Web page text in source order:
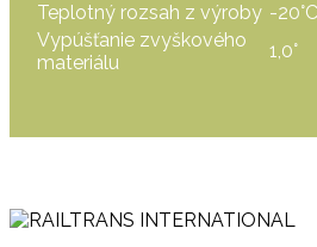
Teplotný rozsah z výroby -
Vypúšťanie zvyškového
materiálu
1,0°